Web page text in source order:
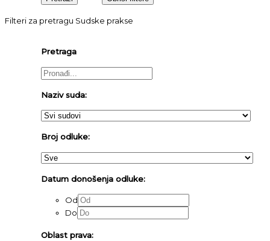
Filteri za pretragu Sudske prakse
Pretraga
Naziv suda:
Broj odluke:
Datum donošenja odluke:
Od
Do
Oblast prava: